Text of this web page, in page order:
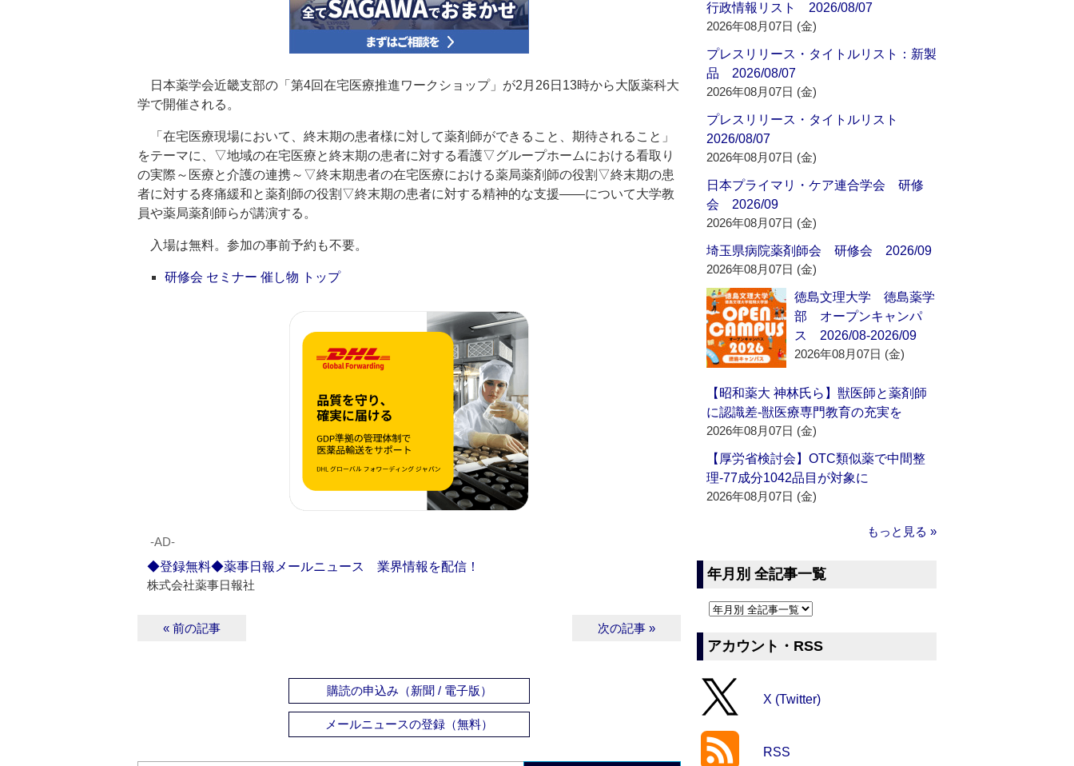
日本薬学会近畿支部の「第4回在宅医療推進ワークショップ」が2月26日13時から大阪薬科大
学で開催される。
「在宅医療現場において、終末期の患者様に対して薬剤師ができること、期待されること」
をテーマに、▽地域の在宅医療と終末期の患者に対する看護▽グループホームにおける看取り
の実際～医療と介護の連携～▽終末期患者の在宅医療における薬局薬剤師の役割▽終末期の患
者に対する疼痛緩和と薬剤師の役割▽終末期の患者に対する精神的な支援――について大学教
員や薬局薬剤師らが講演する。
入場は無料。参加の事前予約も不要。
研修会 セミナー 催し物 トップ
‐AD‐
◆登録無料◆薬事日報メールニュース 業界情報を配信！
株式会社薬事日報社
« 前の記事 次の記事 »
購読の申込み（新聞 / 電子版）
メールニュースの登録（無料）
行政情報リスト 2026/08/07
2026年08月07日 (金)
プレスリリース・タイトルリスト：新製
品 2026/08/07
2026年08月07日 (金)
プレスリリース・タイトルリスト
2026/08/07
2026年08月07日 (金)
日本プライマリ・ケア連合学会 研修
会 2026/09
2026年08月07日 (金)
埼玉県病院薬剤師会 研修会 2026/09
2026年08月07日 (金)
徳島文理大学 徳島薬学
部 オープンキャンパ
ス 2026/08-2026/09
2026年08月07日 (金)
【昭和薬大 神林氏ら】獣医師と薬剤師
に認識差‐獣医療専門教育の充実を
2026年08月07日 (金)
【厚労省検討会】OTC類似薬で中間整
理‐77成分1042品目が対象に
2026年08月07日 (金)
もっと見る »
年月別 全記事一覧
アカウント・RSS
X (Twitter)
RSS